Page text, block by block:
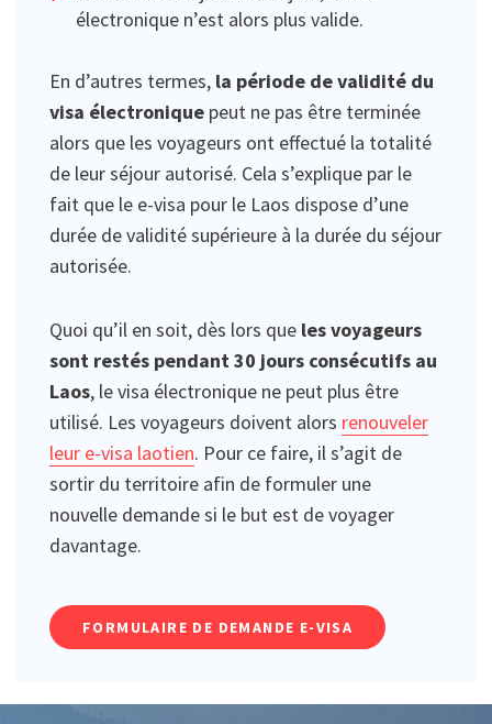
électronique n’est alors plus valide.
En d’autres termes, la période de validité du
visa électronique peut ne pas être terminée
alors que les voyageurs ont effectué la totalité
de leur séjour autorisé. Cela s’explique par le
fait que le e-visa pour le Laos dispose d’une
durée de validité supérieure à la durée du séjour
autorisée.
Quoi qu’il en soit, dès lors que les voyageurs
sont restés pendant 30 jours consécutifs au
Laos, le visa électronique ne peut plus être
utilisé. Les voyageurs doivent alors renouveler
leur e-visa laotien. Pour ce faire, il s’agit de
sortir du territoire afin de formuler une
nouvelle demande si le but est de voyager
davantage.
FORMULAIRE DE DEMANDE E-VISA